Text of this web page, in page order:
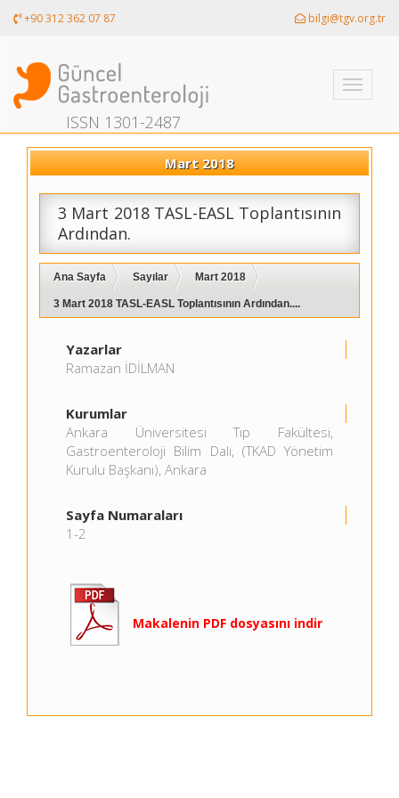
+90 312 362 07 87 bilgi@tgv.org.tr
Toggle
ISSN 1301-2487
Mart 2018
3 Mart 2018 TASL-EASL Toplantısının
Ardından.
Ana Sayfa Sayılar Mart 2018
3 Mart 2018 TASL-EASL Toplantısının Ardından....
Yazarlar
Ramazan İDİLMAN
Kurumlar
Ankara Üniversitesi Tıp Fakültesi,
Gastroenteroloji Bilim Dalı, (TKAD Yönetim
Kurulu Başkanı), Ankara
Sayfa Numaraları
1-2
Makalenin PDF dosyasını indir